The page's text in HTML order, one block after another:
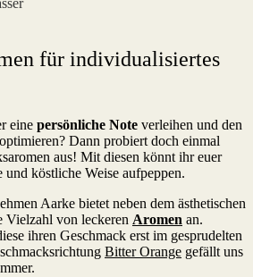
für individualisiertes
eine persönliche Note verleihen und den
Dann probiert doch einmal
aus! Mit diesen könnt ihr euer
und köstliche Weise aufpeppen.
Aarke bietet neben dem ästhetischen
Vielzahl von leckeren Aromen an.
ihren Geschmack erst im gesprudelten
Bitter Orange gefällt uns